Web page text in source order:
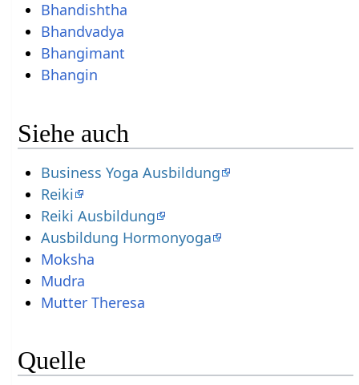
Bhandishtha
Bhandvadya
Bhangimant
Bhangin
Siehe auch
Business Yoga Ausbildung
Reiki
Reiki Ausbildung
Ausbildung Hormonyoga
Moksha
Mudra
Mutter Theresa
Quelle